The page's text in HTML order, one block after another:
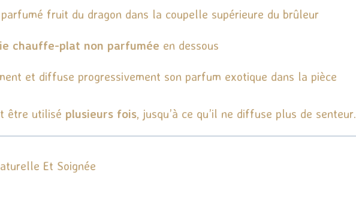
fruit du dragon dans la coupelle supérieure du brûleur
chauffe-plat non parfumée en dessous
et diffuse progressivement son parfum exotique dans la pièce
être utilisé plusieurs fois, jusqu’à ce qu’il ne diffuse plus de senteur.
Et Soignée